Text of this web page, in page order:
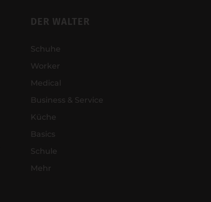
DER WALTER
Schuhe
Worker
Medical
Business & Service
Küche
Basics
Schule
Mehr